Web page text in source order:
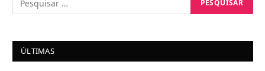
ÚLTIMAS